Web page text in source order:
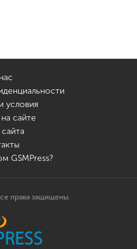
условия
сайте
сайта
GSMPress?
права защищены.